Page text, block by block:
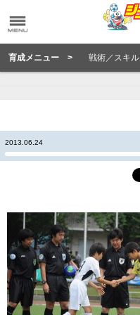
育成メニュー > 戦術／スキル
2013.06.24